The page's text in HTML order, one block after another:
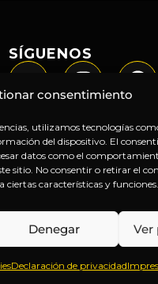
consentimiento
utilizamos tecnologías
del dispositivo. El
datos como el
sitio. No consentir o retirar el
características y funciones.
Denegar Ver
Declaración de privacidad
SÍGUENOS